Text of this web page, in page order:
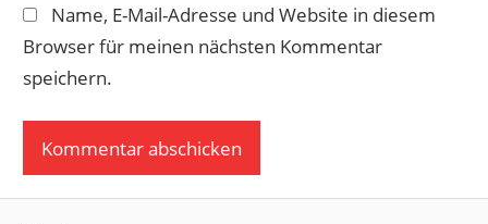
Name, E-Mail-Adresse und Website in diesem
Browser für meinen nächsten Kommentar
speichern.